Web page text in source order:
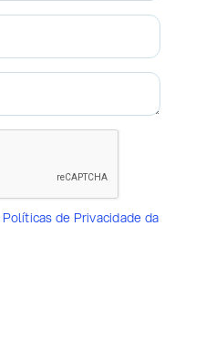
Políticas de Privacidade da